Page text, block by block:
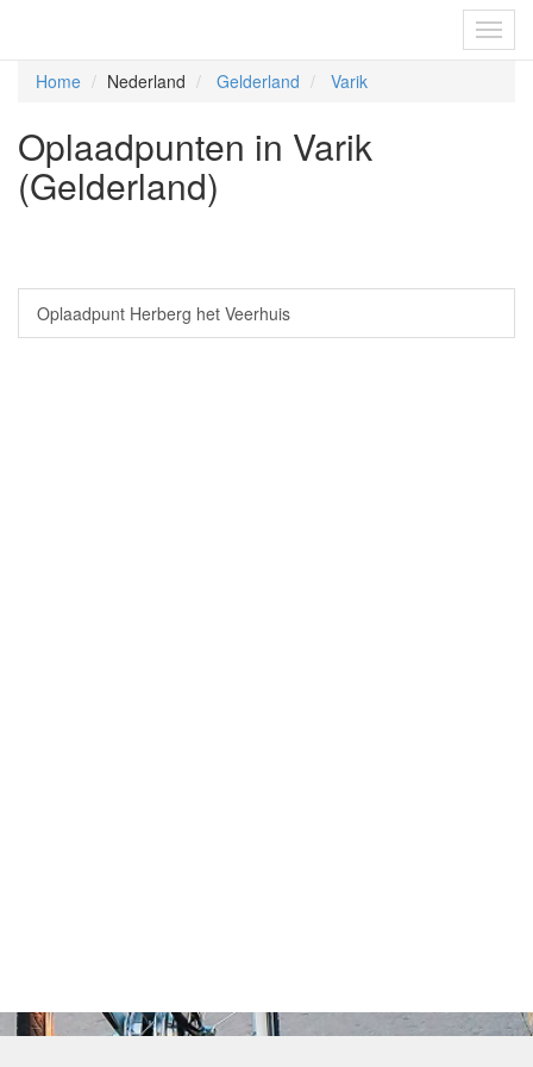
Home Nederland Gelderland Varik
Oplaadpunten in Varik
(Gelderland)
Oplaadpunt Herberg het Veerhuis